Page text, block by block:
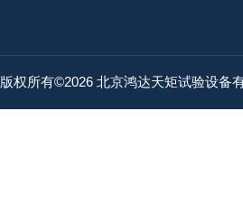
版权所有©2026 北京鸿达天矩试验设